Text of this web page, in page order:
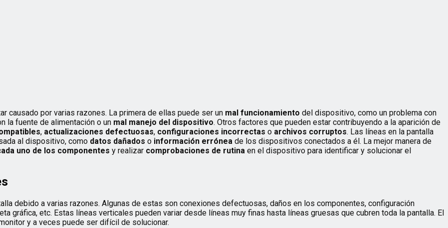
causado por varias razones. La primera de ellas puede ser un mal funcionamiento del dispositivo, como un problema con
la fuente de alimentación o un mal manejo del dispositivo. Otros factores que pueden estar contribuyendo a la aparición de
, actualizaciones defectuosas, configuraciones incorrectas o archivos corruptos. Las líneas en la pantalla
al dispositivo, como datos dañados o información errónea de los dispositivos conectados a él. La mejor manera de
uno de los componentes y realizar comprobaciones de rutina en el dispositivo para identificar y solucionar el
debido a varias razones. Algunas de estas son conexiones defectuosas, daños en los componentes, configuración
gráfica, etc. Estas líneas verticales pueden variar desde líneas muy finas hasta líneas gruesas que cubren toda la pantalla. El
y a veces puede ser difícil de solucionar.